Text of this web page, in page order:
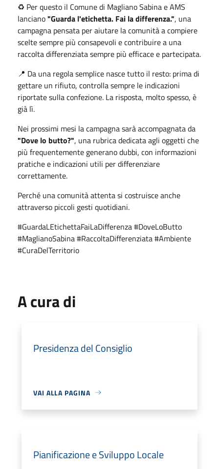
♻️ Per questo il Comune di Magliano Sabina e AMS
lanciano"Guarda l'etichetta. Fai la differenza.", una
campagna pensata per aiutare la comunità a compiere
scelte sempre più consapevoli e contribuire a una
raccolta differenziata sempre più efficace e partecipata.
📍 Da una regola semplice nasce tutto il resto: prima di
gettare un rifiuto, controlla sempre le indicazioni
riportate sulla confezione. La risposta, molto spesso, è
già lì.
Nei prossimi mesi la campagna sarà accompagnata da
"Dove lo butto?", una rubrica dedicata agli oggetti che
più frequentemente generano dubbi, con informazioni
pratiche e indicazioni utili per differenziare
correttamente.
Perché una comunità attenta si costruisce anche
attraverso piccoli gesti quotidiani.
#GuardaLEtichettaFaiLaDifferenza #DoveLoButto
#MaglianoSabina #RaccoltaDifferenziata #Ambiente
#CuraDelTerritorio
A cura di
Presidenza del Consiglio
VAI ALLA PAGINA
Pianificazione e Sviluppo Locale